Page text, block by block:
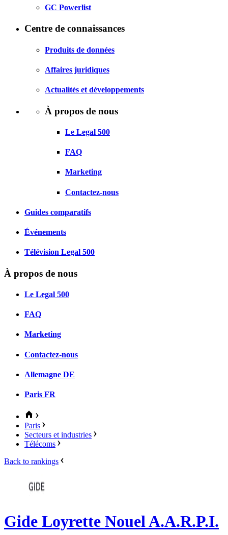
GC Powerlist
Centre de connaissances
Produits de données
Affaires juridiques
Actualités et développements
À propos de nous
Le Legal 500
FAQ
Marketing
Contactez-nous
Guides comparatifs
Événements
Télévision Legal 500
À propos de nous
Le Legal 500
FAQ
Marketing
Contactez-nous
Allemagne DE
Paris FR
Paris
Secteurs et industries
Télécoms
Back to rankings
Gide Loyrette Nouel A.A.R.P.I.